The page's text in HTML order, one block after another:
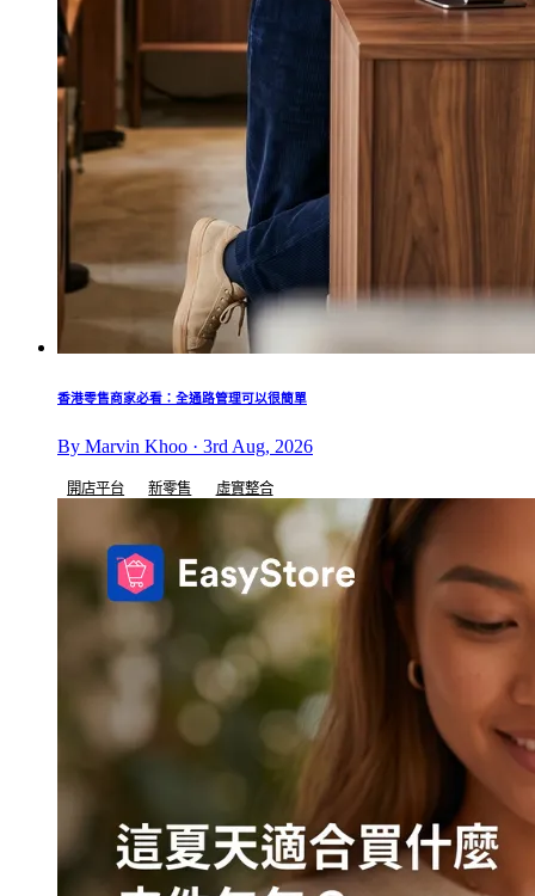
香港零售商家必看：全通路管理可以很簡單
By Marvin Khoo · 3rd Aug, 2026
開店平台 新零售 虛實整合